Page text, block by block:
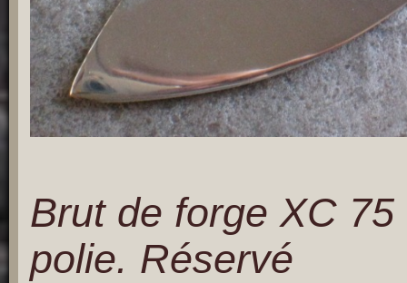
Brut de forge XC
polie. Réservé